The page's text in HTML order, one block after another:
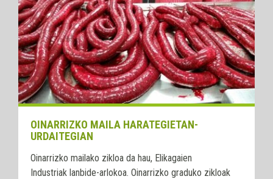
OINARRIZKO MAILA HARATEGIETAN-
URDAITEGIAN
Oinarrizko mailako zikloa da hau, Elikagaien
Industriak lanbide-arlokoa. Oinarrizko graduko zikloak